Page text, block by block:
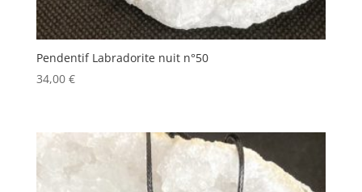
Pendentif Labradorite nuit n°50
34,00 €